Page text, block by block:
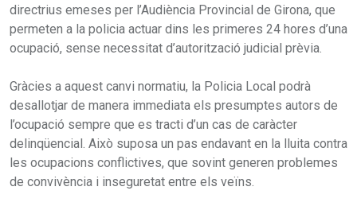
directrius emeses per l’Audiència Provincial de Girona, que
permeten a la policia actuar dins les primeres 24 hores d’una
ocupació, sense necessitat d’autorització judicial prèvia.
Gràcies a aquest canvi normatiu, la Policia Local podrà
desallotjar de manera immediata els presumptes autors de
l’ocupació sempre que es tracti d’un cas de caràcter
delinqüencial. Això suposa un pas endavant en la lluita contra
les ocupacions conflictives, que sovint generen problemes
de convivència i inseguretat entre els veïns.